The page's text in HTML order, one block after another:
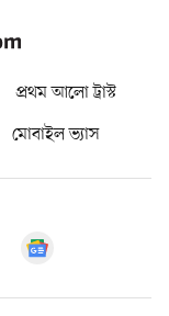
প্রথম আলো ট্রাস্ট
মোবাইল ভ্যাস